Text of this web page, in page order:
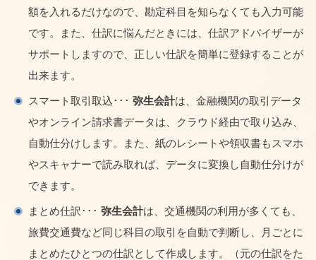
額を入れるだけなので、勘定科目を知らなくても入力可能
です。また、仕訳に悩んだときには、仕訳アドバイザーが
サポートしますので、正しい仕訳を簡単に登録することが
出来ます。
スマート取引取込･･･ 弥生会計は、金融機関の取引データ
やオンライン請求書データは、クラウド経由で取り込み、
自動仕分けします。また、紙のレシートや領収書もスマホ
やスキャナーで読み取れば、データに変換し自動仕分けが
できます。
まとめ仕訳･･･ 弥生会計は、交通機関の利用が多くても、
旅費交通費など同じ科目の取引を自動で判断し、月ごとに
まとめたひとつの仕訳として作成します。（元の仕訳をた